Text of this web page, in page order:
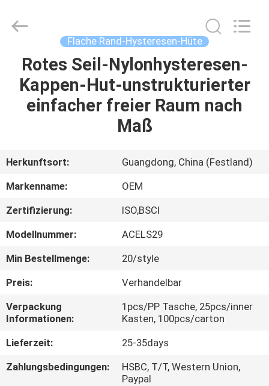
HAUS
PRODUKTE
UNS
AUSFLUG
QUALITÄTSKONTROLLE
TRETEN
SIE
MIT
UNS
Ltd..
Flache Rand-Hysteresen-Hüte
Rotes Seil-Nylonhysteresen-
Kappen-Hut-unstrukturierter
einfacher freier Raum nach
Maß
Herkunftsort:
Guangdong, China (Festland)
Markenname:
OEM
Zertifizierung:
ISO,BSCI
Modellnummer:
ACELS29
Min Bestellmenge:
20/style
Preis:
Verhandelbar
Verpackung
Informationen:
1pcs/PP Tasche, 25pcs/inner
Kasten, 100pcs/carton
Lieferzeit:
25-35days
Zahlungsbedingungen:
HSBC, T/T, Western Union,
Paypal